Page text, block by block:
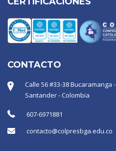
CONTACTO
Calle 56 #33-38 Bucaramanga -
Santander - Colombia
607-6971881
contacto@colpresbga.edu.co